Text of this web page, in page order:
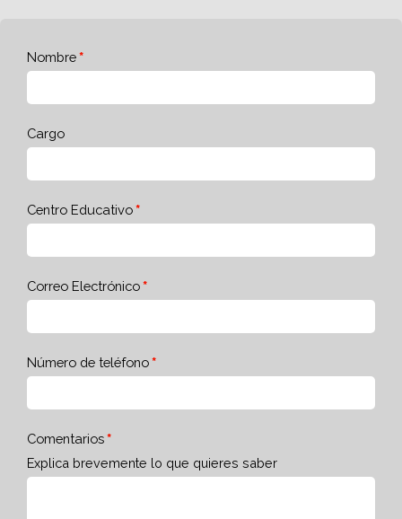
Nombre
Cargo
Centro Educativo
Correo Electrónico
Número de teléfono
Comentarios
Explica brevemente lo que quieres saber